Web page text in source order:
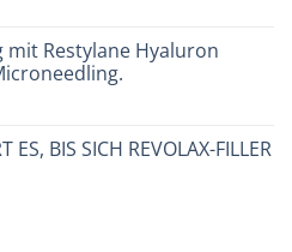
Restylane Hyaluron
ES, BIS SICH REVOLAX-FILLER